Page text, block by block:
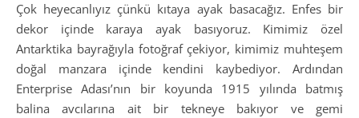
Çok heyecanlıyız çünkü kıtaya ayak basacağız. Enfes bir
dekor içinde karaya ayak basıyoruz. Kimimiz özel
Antarktika bayrağıyla fotoğraf çekiyor, kimimiz muhteşem
doğal manzara içinde kendini kaybediyor. Ardından
Enterprise Adası’nın bir koyunda 1915 yılında batmış
balina avcılarına ait bir tekneye bakıyor ve gemi